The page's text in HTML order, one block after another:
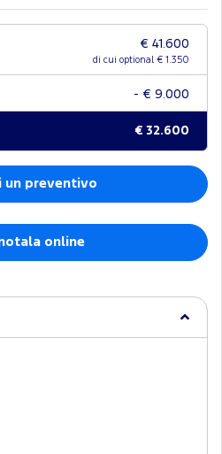
€ 41.600
di cui optional € 1.350
- € 9.000
€ 32.600
un preventivo
online